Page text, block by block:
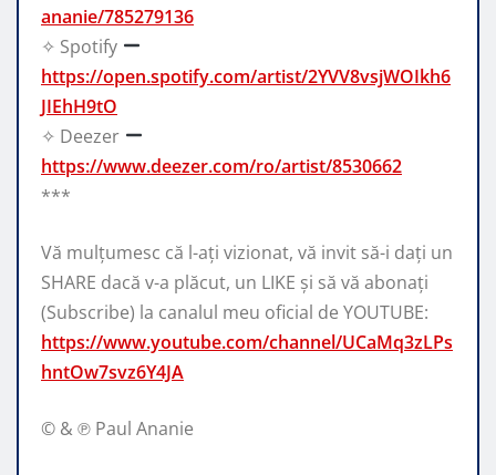
ananie/785279136
✧ Spotify
https://open.spotify.com/artist/2YVV8vsjWOIkh6
JIEhH9tO
✧ Deezer
https://www.deezer.com/ro/artist/8530662
***
Vă mulțumesc că l-ați vizionat, vă invit să-i dați un
SHARE dacă v-a plăcut, un LIKE și să vă abonați
(Subscribe) la canalul meu oficial de YOUTUBE:
https://www.youtube.com/channel/UCaMq3zLPs
hntOw7svz6Y4JA
© & ℗ Paul Ananie